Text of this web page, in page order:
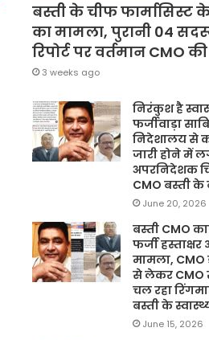
बस्ती के चीफ फार्मासिस्ट के
का मामला, पुरानी 04
रिपोर्ट पर वर्तमान CMO की
3 weeks ago
निरंकुश है
फर्जीवाड़ा
निदेशालय से
जारी होने में
अपरनिदेशक
CMO बस्ती के
June 20, 2026
बस्ती CMO
फर्जी
मामला,
से लेकर CMO
चल रहा
बस्ती के
June 15, 2026